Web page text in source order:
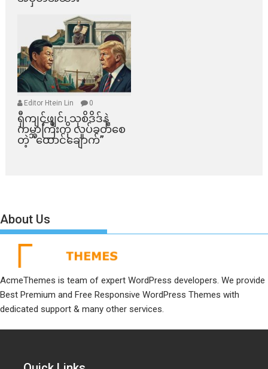
Editor Htein Lin 0
ရှီကျင့်ဖျင်၊ သုစိဒိဒ်နဲ့
ကမ္ဘာကြီးကို လှုပ်ခတ်စေ
တဲ့ “ထောင်ချောက်”
About Us
AcmeThemes is team of expert WordPress developers. We provide
Best Premium and Free Responsive WordPress Themes with
dedicated support & many other services.